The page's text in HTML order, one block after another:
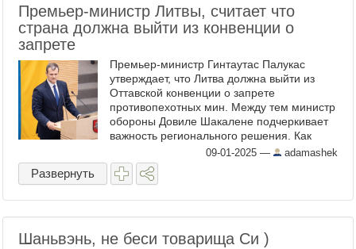
Премьер-министр Литвы, считает что
страна должна выйти из конвенции о
запрете
Премьер-министр Гинтаутас Палукас
утверждает, что Литва должна выйти из
Оттавской конвенции о запрете
противопехотных мин. Между тем министр
обороны Довиле Шакалене подчеркивает
важность регионального решения. Как
сообщает сайт LRT в понедельник,
премьер-министр Гинтаутас Палуцкас ...
09-01-2025 — adamashek
Развернуть
Шаньвэнь, не беси товарища Си )